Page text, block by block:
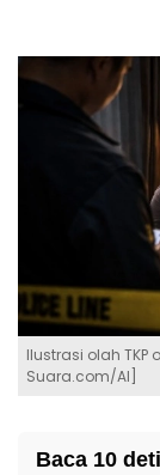
Ilustrasi olah TKP
Suara.com/AI]
Baca 10